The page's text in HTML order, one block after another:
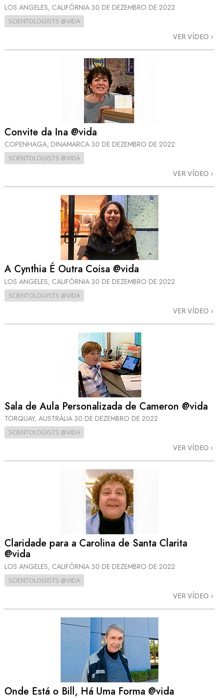
LOS ANGELES, CALIFÓRNIA 30 DE DEZEMBRO DE 2022
SCIENTOLOGISTS @VIDA
VER VÍDEO
Convite da Ina @vida
COPENHAGA, DINAMARCA 30 DE DEZEMBRO DE 2022
SCIENTOLOGISTS @VIDA
VER VÍDEO
A Cynthia É Outra Coisa @vida
LOS ANGELES, CALIFÓRNIA 30 DE DEZEMBRO DE 2022
SCIENTOLOGISTS @VIDA
VER VÍDEO
Sala de Aula Personalizada de Cameron @vida
TORQUAY, AUSTRÁLIA 30 DE DEZEMBRO DE 2022
SCIENTOLOGISTS @VIDA
VER VÍDEO
Claridade para a Carolina de Santa Clarita
@vida
LOS ANGELES, CALIFÓRNIA 30 DE DEZEMBRO DE 2022
SCIENTOLOGISTS @VIDA
VER VÍDEO
Onde Está o Bill, Há Uma Forma @vida